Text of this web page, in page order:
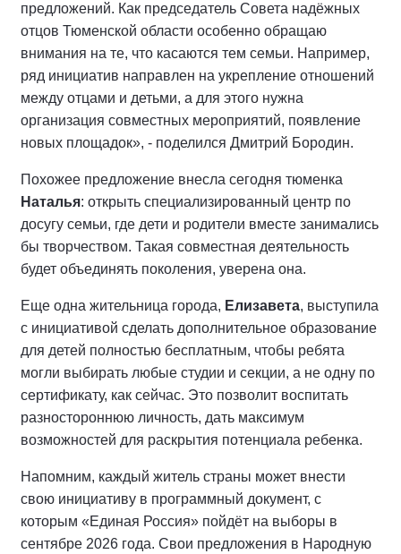
предложений. Как председатель Совета надёжных
отцов Тюменской области особенно обращаю
внимания на те, что касаются тем семьи. Например,
ряд инициатив направлен на укрепление отношений
между отцами и детьми, а для этого нужна
организация совместных мероприятий, появление
новых площадок», - поделился Дмитрий Бородин.
Похожее предложение внесла сегодня тюменка
Наталья: открыть специализированный центр по
досугу семьи, где дети и родители вместе занимались
бы творчеством. Такая совместная деятельность
будет объединять поколения, уверена она.
Еще одна жительница города, Елизавета, выступила
с инициативой сделать дополнительное образование
для детей полностью бесплатным, чтобы ребята
могли выбирать любые студии и секции, а не одну по
сертификату, как сейчас. Это позволит воспитать
разностороннюю личность, дать максимум
возможностей для раскрытия потенциала ребенка.
Напомним, каждый житель страны может внести
свою инициативу в программный документ, с
которым «Единая Россия» пойдёт на выборы в
сентябре 2026 года. Свои предложения в Народную